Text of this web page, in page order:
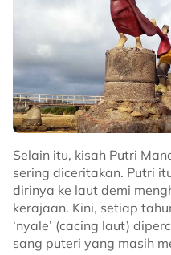
Selain itu, kisah Putri
sering diceritakan. Putri
dirinya ke laut demi
kerajaan. Kini, setiap
‘nyale’ (cacing laut)
sang puteri yang masih